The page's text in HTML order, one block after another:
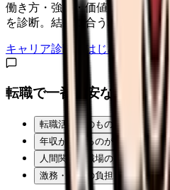
働き方・強み・価値観から、向
を診断。結果に合う求人も表示。
キャリア診断をはじめる
転職で一番不安なことは？
転職活動そのものが不安
年収が下がるのが怖い
人間関係・職場の雰囲気
激務・夜勤の負担